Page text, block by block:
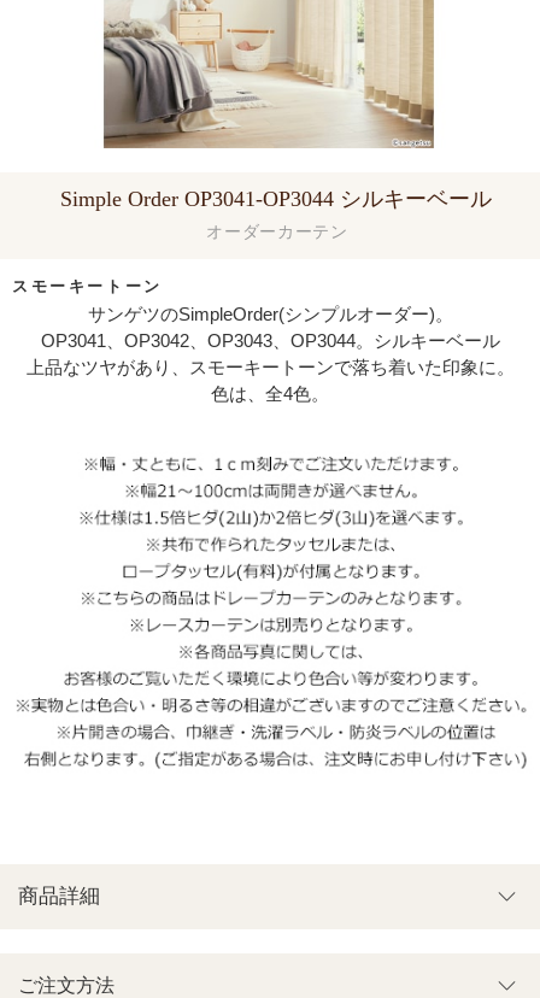
スモーキートーン
オーダーカーテン
Simple Order OP3041-OP3044 シルキーベール
サンゲツのSimpleOrder(シンプルオーダー)。
OP3041、OP3042、OP3043、OP3044。シルキーベール
上品なツヤがあり、スモーキートーンで落ち着いた印象に。
色は、全4色。
ご注文方法
商品詳細